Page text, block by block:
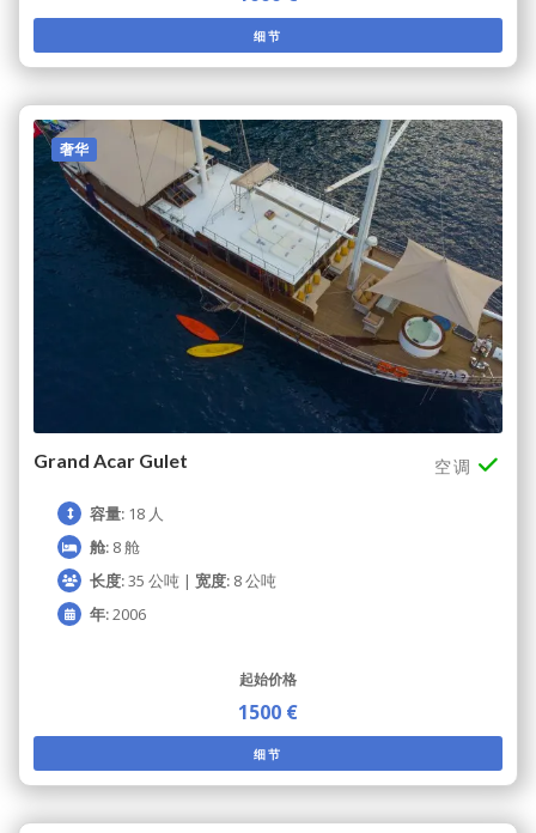
细节
奢华
Grand Acar Gulet 空调
容量: 18 人
舱: 8 舱
长度:35 公吨 | 宽度: 8 公吨
年:2006
起始价格
1500 €
细节